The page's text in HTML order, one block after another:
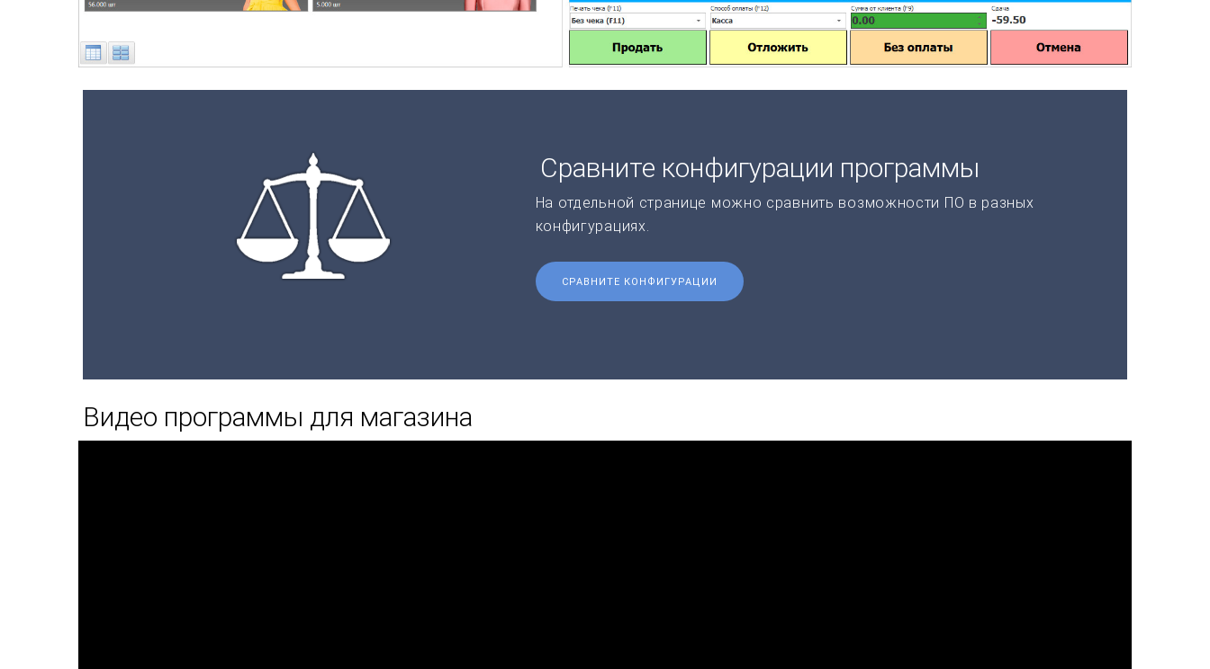
Сравните конфигурации программы
На отдельной странице можно сравнить возможности ПО в разных
конфигурациях.
СРАВНИТЕ КОНФИГУРАЦИИ
Видео программы для магазина